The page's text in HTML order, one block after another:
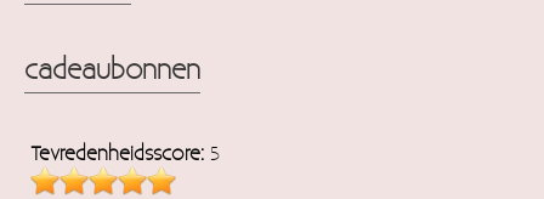
cadeaubonnen
Tevredenheidsscore: 5